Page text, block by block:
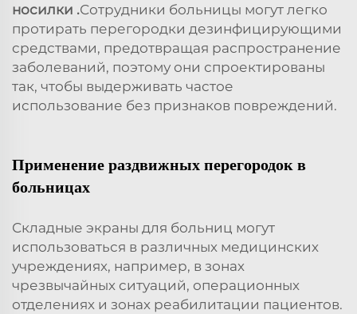
носилки .Сотрудники больницы могут легко
протирать перегородки дезинфицирующими
средствами, предотвращая распространение
заболеваний, поэтому они спроектированы
так, чтобы выдерживать частое
использование без признаков повреждений.
Применение раздвижных перегородок в
больницах
Складные экраны для больниц могут
использоваться в различных медицинских
учреждениях, например, в зонах
чрезвычайных ситуаций, операционных
отделениях и зонах реабилитации пациентов.